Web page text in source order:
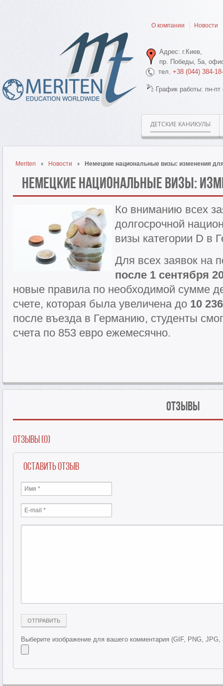
О компании Новости
Адрес: г.Киев,
пр. Победы, 5а,
тел. +38 (044) 384-
График работы: пн-
ДЕТСКИЕ КАНИКУЛЫ
Meriten Новости Немецкие национальные визы: изменения
Немецкие национальные визы:
Ко вниманию всех
долгосрочной
визы категории D в
Для всех заявок на
после 1 сентября
новые правила по необходимой сумме
счете, которая была увеличена до 10
после въезда в Германию, студенты
счета по 853 евро ежемесячно.
Отзывы
Отзывы (0)
Оставить отзыв
Выберите изображение для вашего комментария (GIF, PNG, JPG,